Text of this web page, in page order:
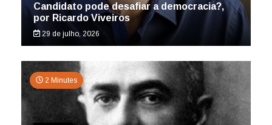
Candidato pode desafiar a democracia?,
por Ricardo Viveiros
29 de julho, 2026
2 Minutes